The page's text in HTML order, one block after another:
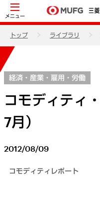
メニュー
トップ ライブラリ
経済・産業・雇用・労働
コモディティ
7月）
2012/08/09
コモディティレポート